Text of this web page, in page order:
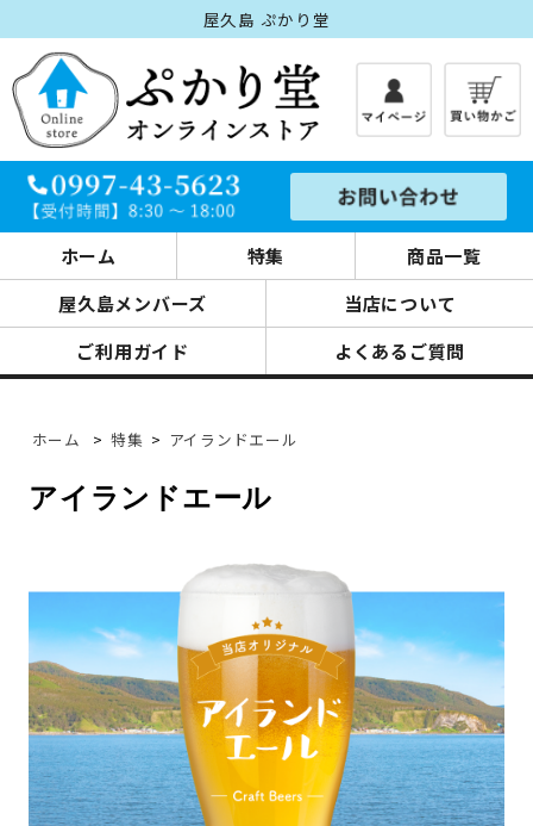
屋久島 ぷかり堂
ホーム 特集
商品一覧
屋久島メンバーズ
当店について
ご利用ガイド
よくあるご質問
ホーム > 特集 > アイランドエール
アイランドエール